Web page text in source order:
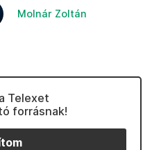
Molnár Zoltán
Telexet
forrásnak!